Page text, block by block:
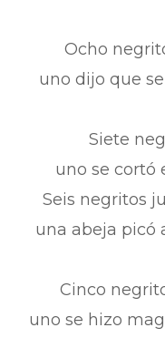
Ocho
uno dijo que
Siete
uno se cortó
Seis negritos
una abeja picó
Cinco
uno se hizo